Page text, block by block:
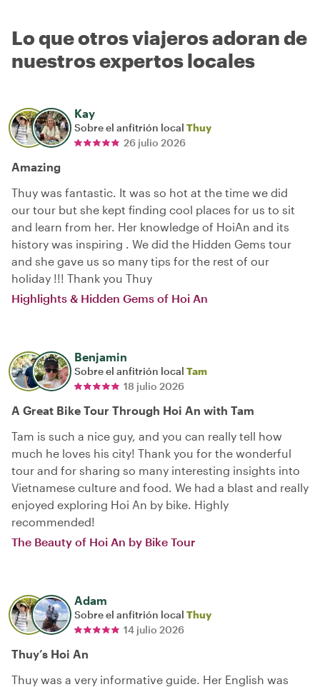
Lo que otros viajeros adoran de
nuestros expertos locales
Kay
Sobre el anfitrión local Thuy
26 julio 2026
Amazing
Thuy was fantastic. It was so hot at the time we did
our tour but she kept finding cool places for us to sit
and learn from her. Her knowledge of HoiAn and its
history was inspiring . We did the Hidden Gems tour
and she gave us so many tips for the rest of our
holiday !!! Thank you Thuy
Highlights & Hidden Gems of Hoi An
Benjamin
Sobre el anfitrión local Tam
18 julio 2026
A Great Bike Tour Through Hoi An with Tam
Tam is such a nice guy, and you can really tell how
much he loves his city! Thank you for the wonderful
tour and for sharing so many interesting insights into
Vietnamese culture and food. We had a blast and really
enjoyed exploring Hoi An by bike. Highly
recommended!
The Beauty of Hoi An by Bike Tour
Adam
Sobre el anfitrión local Thuy
14 julio 2026
Thuy’s Hoi An
Thuy was a very informative guide. Her English was